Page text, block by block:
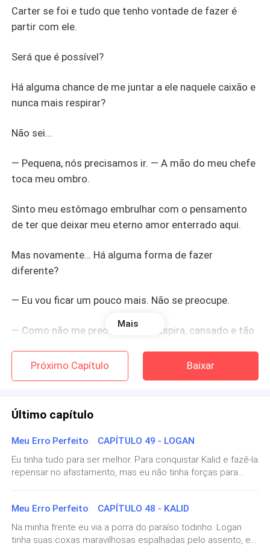
Carter se foi e tudo que tenho vontade de fazer é
partir com ele.
Será que é possível?
Há alguma chance de me juntar a ele naquele caixão e
nunca mais respirar?
Não sei...
— Pequena, nós precisamos ir. — A mão do meu chefe
toca meu ombro.
Sinto meu estômago embrulhar com o pensamento
de ter que deixar meu eterno amor enterrado aqui.
Mas novamente… Há alguma forma de fazer
diferente?
— Eu vou ficar um pouco mais. Não se preocupe.
— Como não me preocupar? — Suspira, cansado e tão
estará escuro. Preciso que venha comigo, Kalid. Por
favor.
Meus ombros caem junto com as lágrimas e mais
uma vez me vejo perdida em pensamentos.
Perdida na vida.
Perdi meu rumo, minha base, o único que me entendia,
e não sei como vou conseguir sobreviver.
Mais
Próximo Capítulo Baixar
Último capítulo
Meu Erro Perfeito CAPÍTULO 49 - LOGAN
Eu tinha tudo para ser melhor. Para conquistar Kalid e fazê-la
repensar no afastamento, mas eu não tinha forças para
antes de tentar ser bonzinho. Tinha que mostrar quem
Logan Baker tinha se tornado, e o quanto sua falta me fez
mal.Ela ia entender isso. Eu sabia que sim. Estando muito
perto de gozar dentro da sua boceta, com meus dois
Meu Erro Perfeito CAPÍTULO 48 - KALID
Na minha frente eu via a porra do paraíso todinho. Logan
tinha suas coxas maravilhosas espalhadas pelo assento, e